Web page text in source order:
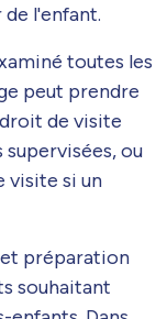
l'enfant.
toutes les
peut prendre
de visite
ou
visite si un
préparation
souhaitant